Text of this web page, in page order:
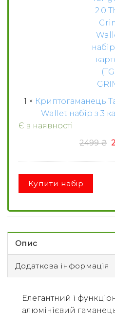
з
3
(TG-
1 × Криптогаманець
Wallet набір з 3
Є в наявності
2499₴
Купити набір
Опис
Додаткова інформація
Елегантний і
алюмінієвий